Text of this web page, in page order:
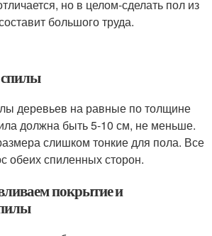
но в целом-сделать пол из
большого труда.
деревьев на равные по толщине
должна быть 5-10 см, не меньше.
слишком тонкие для пола. Все
обеих спиленных сторон.
покрытие и